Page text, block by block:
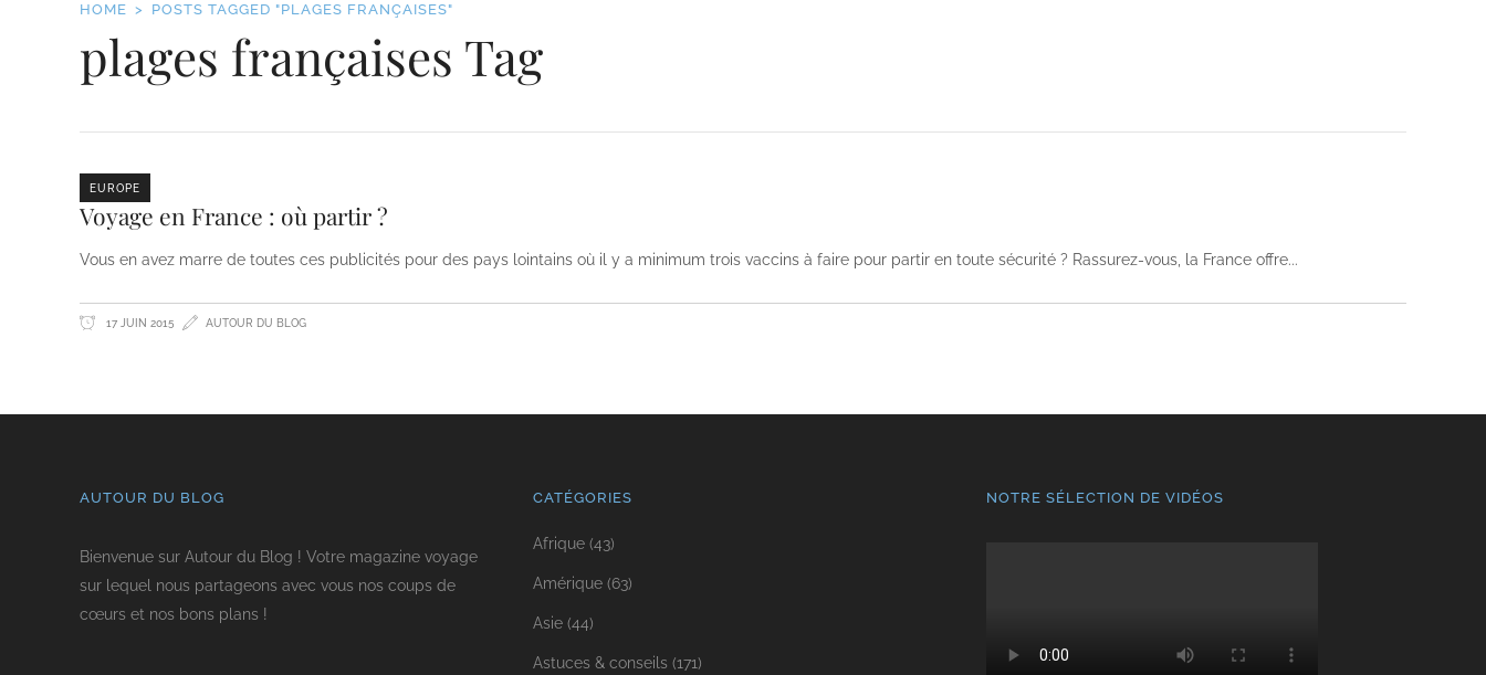
HOME POSTS TAGGED "PLAGES FRANÇAISES"
plages françaises Tag
EUROPE
Voyage en France : où partir ?
Vous en avez marre de toutes ces publicités pour des pays lointains où il y a minimum trois vaccins à faire pour partir en toute sécurité ? Rassurez-vous, la France offre
17 JUIN 2015 AUTOUR DU BLOG
AUTOUR DU BLOG
Bienvenue sur Autour du Blog ! Votre magazine voyage
sur lequel nous partageons avec vous nos coups de
cœurs et nos bons plans !
CATÉGORIES
Afrique(43)
Amérique(63)
Asie(44)
Astuces & conseils (171)
NOTRE SÉLECTION DE VIDÉOS